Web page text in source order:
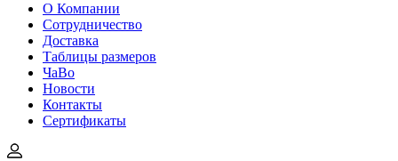
О Компании
Сотрудничество
Доставка
Таблицы размеров
ЧаВо
Новости
Контакты
Сертификаты